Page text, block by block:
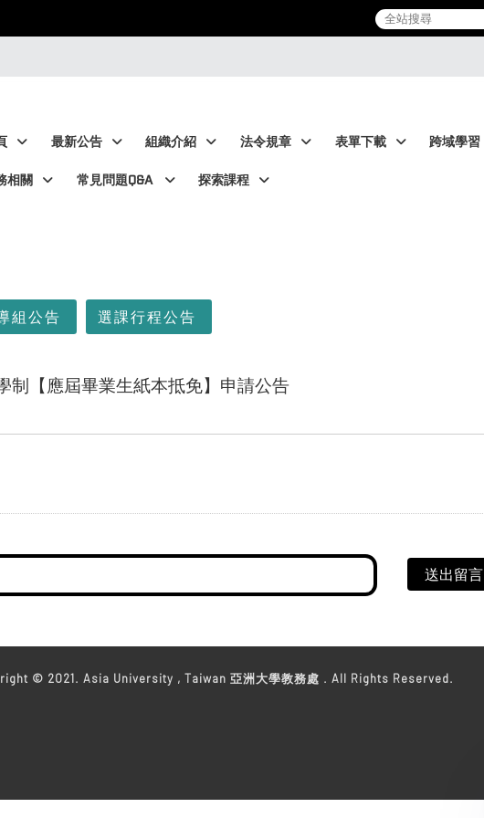
最新公告 組織介紹 法令規章 表單下載 跨域學習
相關 常見問題Q&A 探索課程
組公告 選課行程公告
制【應屆畢業生紙本抵免】申請公告
送出留言
© 2021. Asia University , Taiwan 亞洲大學教務處 . All Rights Reserved.